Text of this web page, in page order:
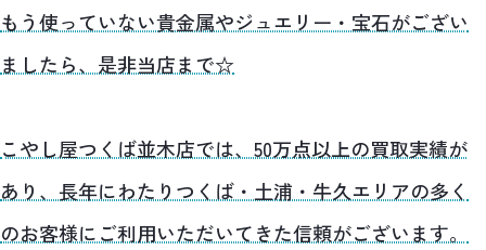
もう使っていない貴金属やジュエリー・宝石がござい
ましたら、是非当店まで☆
こやし屋つくば並木店では、50万点以上の買取実績が
あり、長年にわたりつくば・土浦・牛久エリアの多く
のお客様にご利用いただいてきた信頼がございます。